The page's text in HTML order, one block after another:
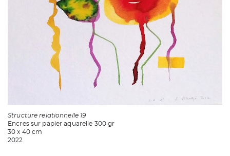
Structure relationnelle 19
Encres sur papier aquarelle 300 gr
30 x 40 cm
2022